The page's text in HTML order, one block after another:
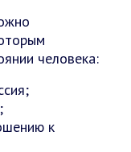
человека:
к